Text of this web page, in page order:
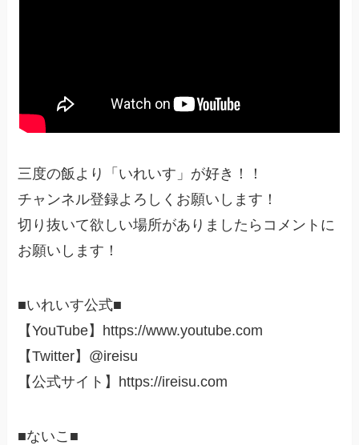
三度の飯より「いれいす」が好き！！
チャンネル登録よろしくお願いします！
切り抜いて欲しい場所がありましたらコメントに
お願いします！
■いれいす公式■
【YouTube】https://www.youtube.com
【Twitter】@ireisu
【公式サイト】https://ireisu.com
■ないこ■